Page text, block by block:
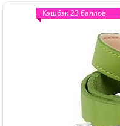
Кэшбэк 23 баллов
Кэшбэк 23 баллов